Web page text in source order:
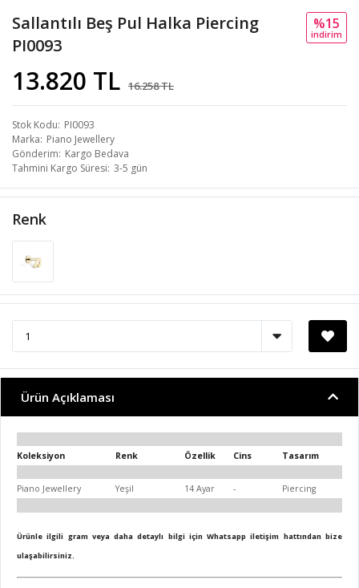
Sallantılı Beş Pul Halka Piercing
PI0093
13.820 TL 16.258 TL
%15
i̇ndi̇ri̇m
Stok Kodu PI0093
Marka Piano Jewellery
Gönderim Kargo Bedava
Tahmini Kargo Süresi 3-5 gün
Renk
Ürün Açıklaması
Koleksiyon Renk Özellik Cins Tasarım
Piano Jewellery Yeşil 14 Ayar - Piercing
Ürünle ilgili gram veya daha detaylı bilgi için Whatsapp iletişim hattından bize
ulaşabilirsiniz.